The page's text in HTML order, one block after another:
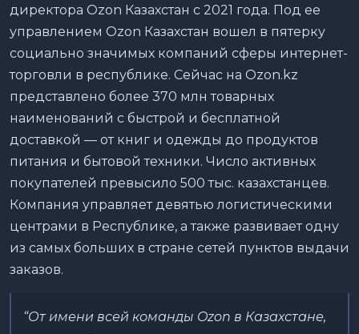
директора Ozon Казахстан с 2021 года. Под ее
управлением Ozon Казахстан вошел в пятерку
социально значимых компаний сферы интернет-
торговли в республике. Сейчас на Ozon.kz
представлено более 370 млн товарных
наименований с быстрой и бесплатной
доставкой — от книг и одежды до продуктов
питания и бытовой техники. Число активных
покупателей превысило 500 тыс. казахстанцев.
Компания управляет девятью логистическими
центрами в Республике, а также развивает одну
из самых больших в стране сетей пунктов выдачи
заказов.
“От имени всей команды Ozon в Казахстане,